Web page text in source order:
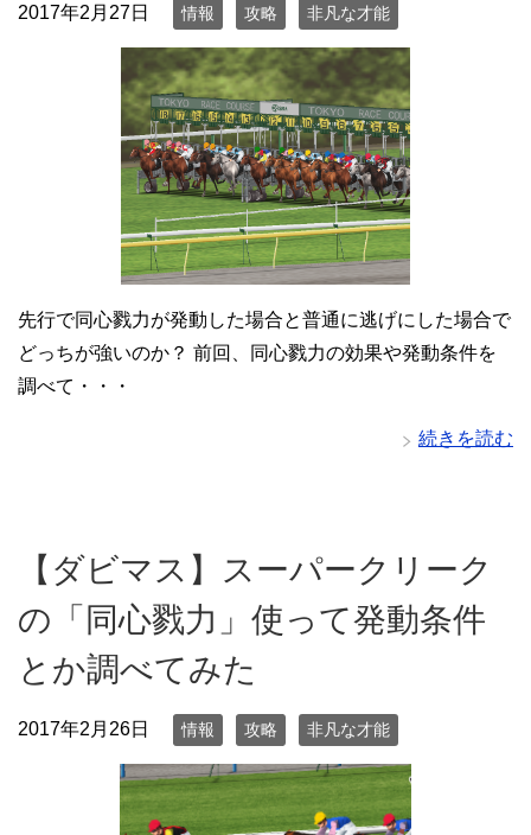
2017年2月27日 情報 攻略 非凡な才能
先行で同心戮力が発動した場合と普通に逃げにした場合で
どっちが強いのか？ 前回、同心戮力の効果や発動条件を
調べて・・・
続きを読む
【ダビマス】スーパークリーク
の「同心戮力」使って発動条件
とか調べてみた
2017年2月26日 情報 攻略 非凡な才能